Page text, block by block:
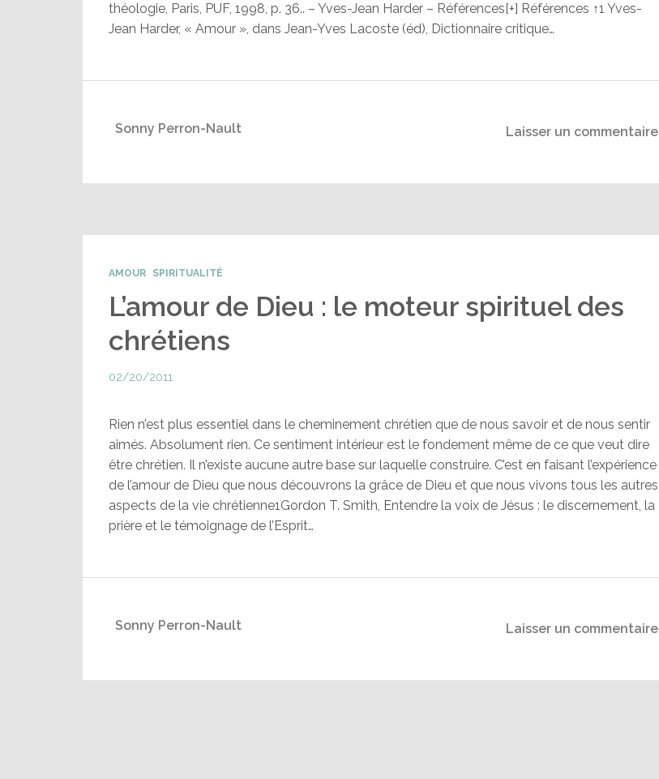
théologie, Paris, PUF, 1998, p. 36.. – Yves-Jean Harder – Références[+] Références ↑1 Yves-
Jean Harder, « Amour », dans Jean-Yves Lacoste (éd), Dictionnaire critique…
Laisser un commentaire
Sonny Perron-Nault
AMOUR SPIRITUALITÉ
L’amour de Dieu : le moteur spirituel des
chrétiens
02/20/2011
Rien n’est plus essentiel dans le cheminement chrétien que de nous savoir et de nous sentir
aimés. Absolument rien. Ce sentiment intérieur est le fondement même de ce que veut dire
être chrétien. Il n’existe aucune autre base sur laquelle construire. C’est en faisant l’expérience
de l’amour de Dieu que nous découvrons la grâce de Dieu et que nous vivons tous les autres
aspects de la vie chrétienne1Gordon T. Smith, Entendre la voix de Jésus : le discernement, la
prière et le témoignage de l’Esprit…
Laisser un commentaire
Sonny Perron-Nault